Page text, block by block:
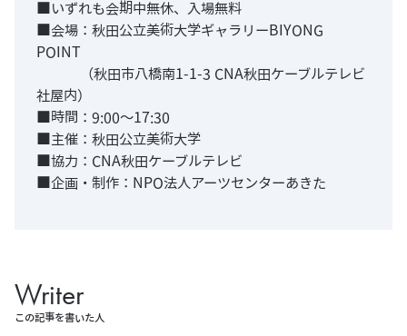
■いずれも会期中無休、入場無料
■会場：秋田公立美術大学ギャラリーBIYONG
POINT
（秋田市八橋南1-1-3 CNA秋田ケーブルテレビ
社屋内）
■時間：9:00〜17:30
■主催：秋田公立美術大学
■協力：CNA秋田ケーブルテレビ
■企画・制作：NPO法人アーツセンターあきた
Writer
この記事を書いた人